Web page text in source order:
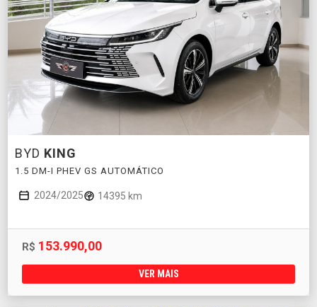
BYD KING
1.5 DM-I PHEV GS AUTOMÁTICO
2024/2025 14395 km
R$ 153.990,00
VER MAIS